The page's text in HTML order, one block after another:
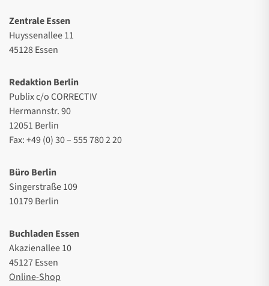
Zentrale Essen
Huyssenallee 11
45128 Essen
Redaktion Berlin
Publix c/o CORRECTIV
Hermannstr. 90
12051 Berlin
Fax: +49 (0) 30 – 555 780 2 20
Büro Berlin
Singerstraße 109
10179 Berlin
Buchladen Essen
Akazienallee 10
45127 Essen
Online-Shop